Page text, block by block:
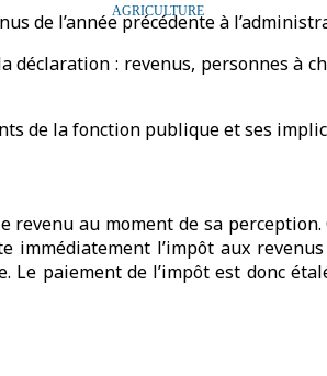
AGRICULTURE
de l’année précédente à
déclaration : revenus, personnes à
de la fonction publique et ses
revenu au moment de sa
immédiatement l’impôt aux
paiement de l’impôt est donc